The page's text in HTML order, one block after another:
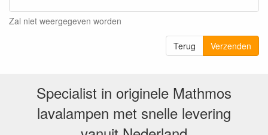
Zal niet weergegeven worden
Terug Verzenden
Specialist in originele Mathmos
lavalampen met snelle levering